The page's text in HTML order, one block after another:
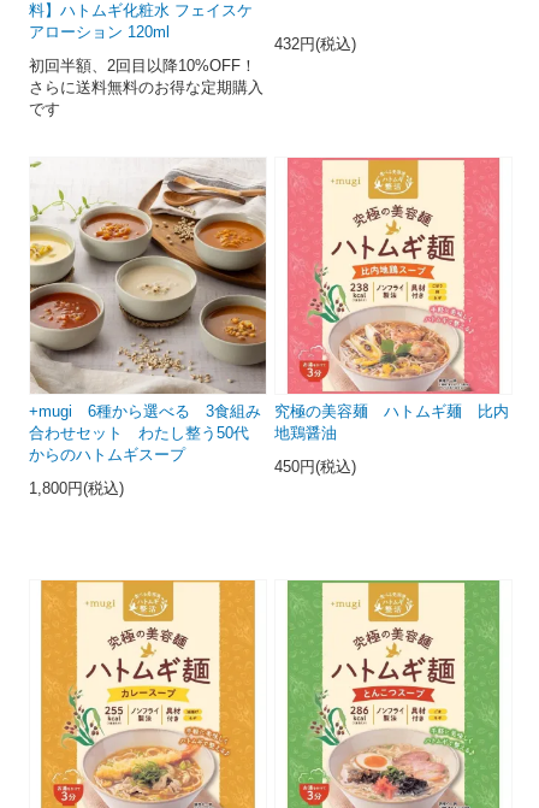
料】ハトムギ化粧水 フェイスケ
アローション 120ml
初回半額、2回目以降10%OFF！
さらに送料無料のお得な定期購入
です
432円(税込)
+mugi 6種から選べる 3食組み
合わせセット わたし整う50代
からのハトムギスープ
1,800円(税込)
究極の美容麺 ハトムギ麺 比内
地鶏醤油
450円(税込)